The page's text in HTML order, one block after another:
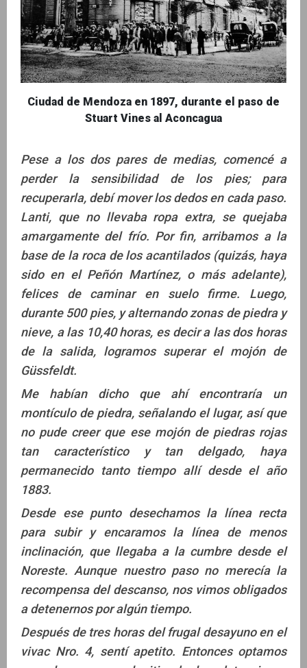
Ciudad de Mendoza en 1897, durante el paso de
Stuart Vines al Aconcagua
Pese a los dos pares de medias, comencé a
perder la sensibilidad de los pies; para
recuperarla, debí mover los dedos en cada paso.
Lanti, que no llevaba ropa extra, se quejaba
amargamente del frío. Por fin, arribamos a la
base de la roca de los acantilados (quizás, haya
sido en el Peñón Martínez, o más adelante),
felices de caminar en suelo firme. Luego,
durante 500 pies, y alternando zonas de piedra y
nieve, a las 10,40 horas, es decir a las dos horas
de la salida, logramos superar el mojón de
Güssfeldt.
Me habían dicho que ahí encontraría un
montículo de piedra, señalando el lugar, así que
no pude creer que ese mojón de piedras rojas
tan característico y tan delgado, haya
permanecido tanto tiempo allí desde el año
1883.
Desde ese punto desechamos la línea recta
para subir y encaramos la línea de menos
inclinación, que llegaba a la cumbre desde el
Noreste. Aunque nuestro paso no merecía la
recompensa del descanso, nos vimos obligados
a detenernos por algún tiempo.
Después de tres horas del frugal desayuno en el
vivac Nro. 4, sentí apetito. Entonces optamos